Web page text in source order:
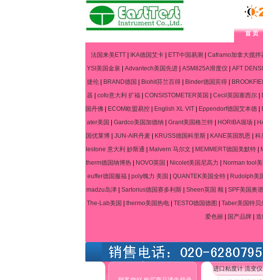
首 页
法国来美ETT| IKA德国艾卡| ETT中国易测 Caframo加拿大搅拌
YSI美国金泉
Advantech美国先进 ASM825A滑度仪 AFT
捷伦
BRAND德国 Biohit芬兰百得 Binder德国宾得
器
cofo意大利 扩福 CONSISTOMETER英国 Cecil英国塞西尔
国丹佛
ECOM欧盟易控 English XL VIT Eppendorf德国艾本德
ater美国
Gardco美国加德纳 Grant美国格兰特 HORIBA堀场
国优莱博| JUN-AIR丹麦| KRUSS德国科里斯| KANE英国凯恩 科
lestone 意大利 妙斯通
Malvern 马尔文 MEMMERT德国美默特|
therm德国纳博热
NOVO英国 Nicolet美国尼高力 Norman tool
euffer德国服福
poly魄力 美国 QUANTEK美国全特 Rudolph美
madzu岛津| Sartorius德国赛多利斯| Sheen英国 顺| SPF美国奥
The-Lab美国
thermo美国热电 TESTO德国德图 Taber美国特贝
爱色丽
国产品牌
进口粘度计 流变